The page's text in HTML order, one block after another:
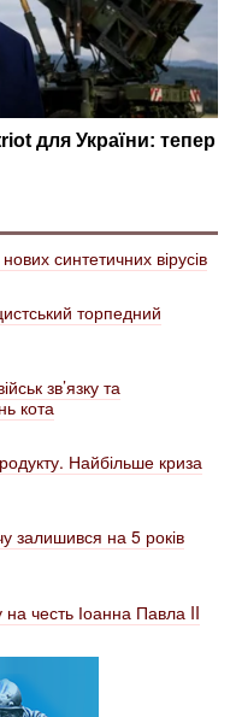
синтетичних вірусів
торпедний
зв’язку та
кота
Найбільше криза
залишився на 5 років
на честь Іоанна Павла II